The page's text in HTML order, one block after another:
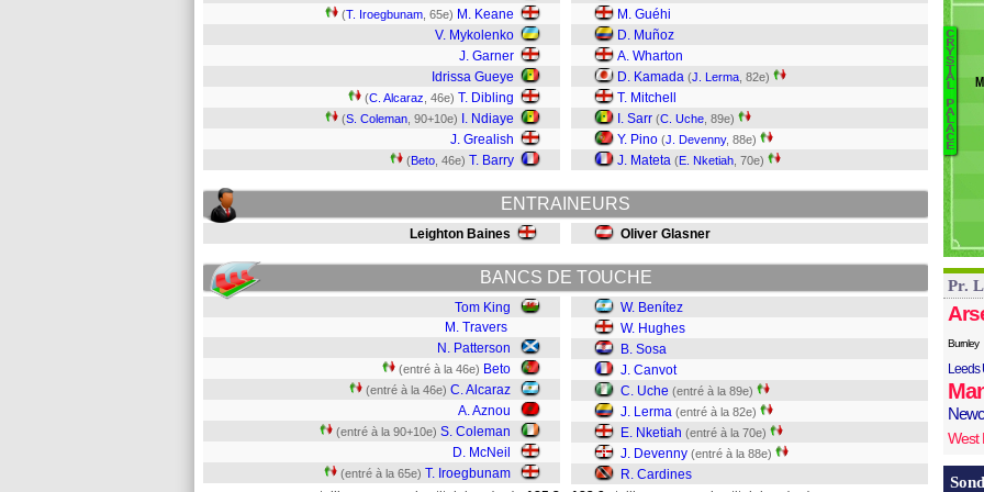
(T. Iroegbunam , 65e) M. Keane
V. Mykolenko
J. Garner
Idrissa Gueye
(C. Alcaraz , 46e) T. Dibling
(S. Coleman , 90+10e)
I. Ndiaye
J. Grealish
(Beto , 46e) T. Barry
M. Guéhi
D. Muñoz
A. Wharton
D. Kamada (J. Lerma , 82e)
T. Mitchell
I. Sarr (C. Uche , 89e)
Y. Pino (J. Devenny, 88e)
J. Mateta (E. Nketiah , 70e)
ENTRAINEURS
Leighton Baines Oliver Glasner
BANCS DE TOUCHE
Tom King
M. Travers
N. Patterson
(entré à la 46e) Beto
(entré à la 46e) C. Alcaraz
A. Aznou
(entré à la 90+10e) S. Coleman
D. McNeil
(entré à la 65e) T. Iroegbunam
W. Benítez
W. Hughes
B. Sosa
J. Canvot
C. Uche (entré à la 89e)
J. Lerma (entré à la 82e)
E. Nketiah (entré à la 70e)
J. Devenny (entré à la 88e)
R. Cardines
C
R
Y
S
T
A
L
P
A
L
A
C
E
Pr.
Burnley
Leeds
West